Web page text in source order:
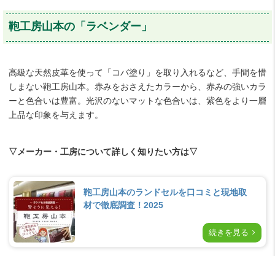
鞄工房山本の「ラベンダー」
高級な天然皮革を使って「コバ塗り」を取り入れるなど、手間を惜
しまない鞄工房山本。赤みをおさえたカラーから、赤みの強いカラ
ーと色合いは豊富。光沢のないマットな色合いは、紫色をより一層
上品な印象を与えます。
▽メーカー・工房について詳しく知りたい方は▽
鞄工房山本のランドセルを口コミと現地取
材で徹底調査！2025
続きを見る